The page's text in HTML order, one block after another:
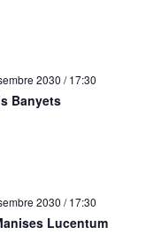
2030 / 17:30
Banyets
2030 / 17:30
Lucentum